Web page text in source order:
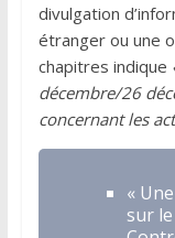
divulgation
étranger ou une
chapitres indique
décembre/26
concernant les
«
sur